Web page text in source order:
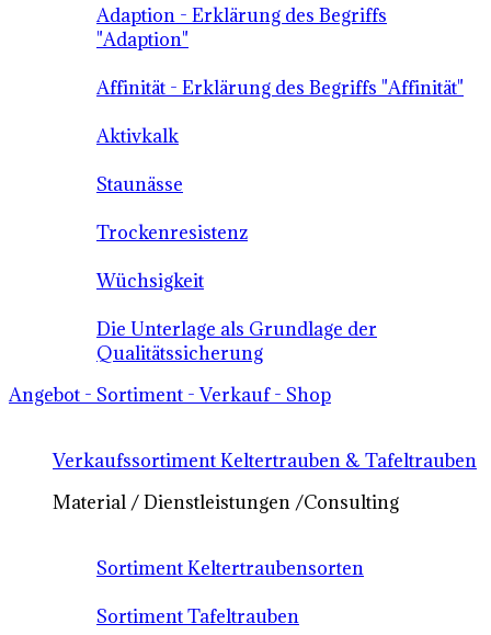
Adaption - Erklärung des Begriffs
"Adaption"
Affinität - Erklärung des Begriffs "Affinität"
Aktivkalk
Staunässe
Trockenresistenz
Wüchsigkeit
Die Unterlage als Grundlage der
Qualitätssicherung
Angebot - Sortiment - Verkauf - Shop
Verkaufssortiment Keltertrauben & Tafeltrauben
Material / Dienstleistungen /Consulting
Sortiment Keltertraubensorten
Sortiment Tafeltrauben